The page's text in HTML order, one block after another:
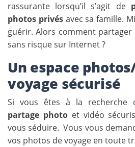
rassurante lorsqu’il s’agit de
photos privésavec sa famille.
guérir. Alors comment partager
sans risque sur Internet ?
Un espace
voyage sécurisé
Si vous êtes à la recherche
partage photoet vidéo
vous séduire. Vous vous
vos photos de voyage en toute